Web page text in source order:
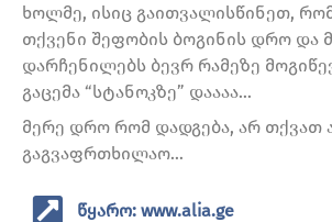
ხოლმე, ისიც გაითვალისწინეთ,
თქვენი შეფობის ბოგინის დრო და
დარჩენილებს ბევრ რამეზე
გაცემა “სტანოკზე” დაააა…
მერე დრო რომ დადგება, არ თქვათ
გაგვაფრთხილაო…
წყარო: www.alia.ge